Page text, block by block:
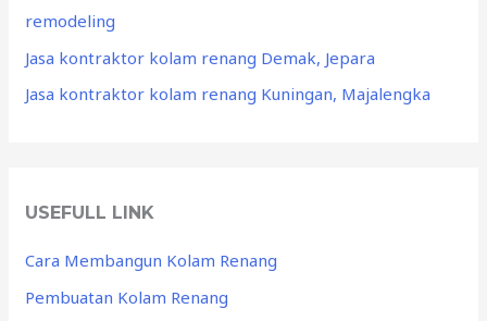
remodeling
Jasa kontraktor kolam renang Demak, Jepara
Jasa kontraktor kolam renang Kuningan, Majalengka
USEFULL LINK
Cara Membangun Kolam Renang
Pembuatan Kolam Renang